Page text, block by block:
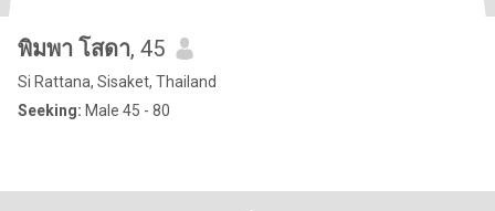
พิมพา โสดา, 45
Si Rattana, Sisaket, Thailand
Seeking: Male 45 - 80